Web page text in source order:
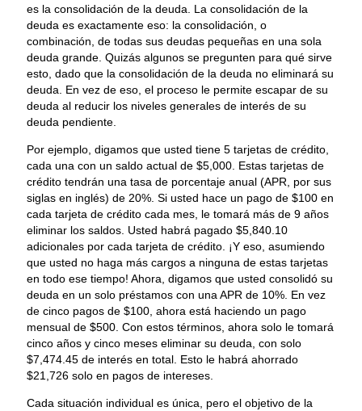
es la consolidación de la deuda. La consolidación de la
deuda es exactamente eso: la consolidación, o
combinación, de todas sus deudas pequeñas en una sola
deuda grande. Quizás algunos se pregunten para qué sirve
esto, dado que la consolidación de la deuda no eliminará su
deuda. En vez de eso, el proceso le permite escapar de su
deuda al reducir los niveles generales de interés de su
deuda pendiente.
Por ejemplo, digamos que usted tiene 5 tarjetas de crédito,
cada una con un saldo actual de $5,000. Estas tarjetas de
crédito tendrán una tasa de porcentaje anual (APR, por sus
siglas en inglés) de 20%. Si usted hace un pago de $100 en
cada tarjeta de crédito cada mes, le tomará más de 9 años
eliminar los saldos. Usted habrá pagado $5,840.10
adicionales por cada tarjeta de crédito. ¡Y eso, asumiendo
que usted no haga más cargos a ninguna de estas tarjetas
en todo ese tiempo! Ahora, digamos que usted consolidó su
deuda en un solo préstamos con una APR de 10%. En vez
de cinco pagos de $100, ahora está haciendo un pago
mensual de $500. Con estos términos, ahora solo le tomará
cinco años y cinco meses eliminar su deuda, con solo
$7,474.45 de interés en total. Esto le habrá ahorrado
$21,726 solo en pagos de intereses.
Cada situación individual es única, pero el objetivo de la